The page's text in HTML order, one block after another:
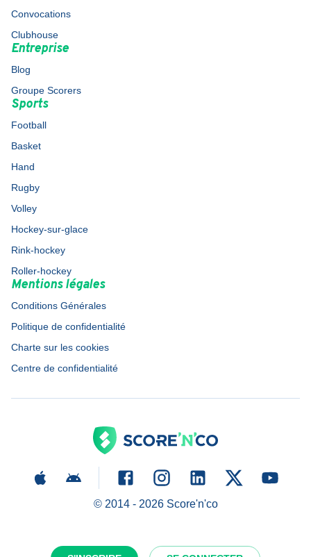
Convocations
Clubhouse
Entreprise
Blog
Groupe Scorers
Sports
Football
Basket
Hand
Rugby
Volley
Hockey-sur-glace
Rink-hockey
Roller-hockey
Mentions légales
Conditions Générales
Politique de confidentialité
Charte sur les cookies
Centre de confidentialité
© 2014 - 2026Score'n'co